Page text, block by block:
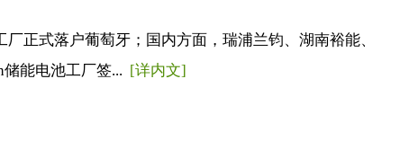
正式落户葡萄牙；国内方面，瑞浦兰钧、湖南裕能、
能电池工厂签... [详内文]